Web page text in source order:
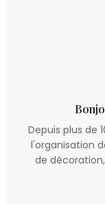
Depuis plus de
l'organisation
de